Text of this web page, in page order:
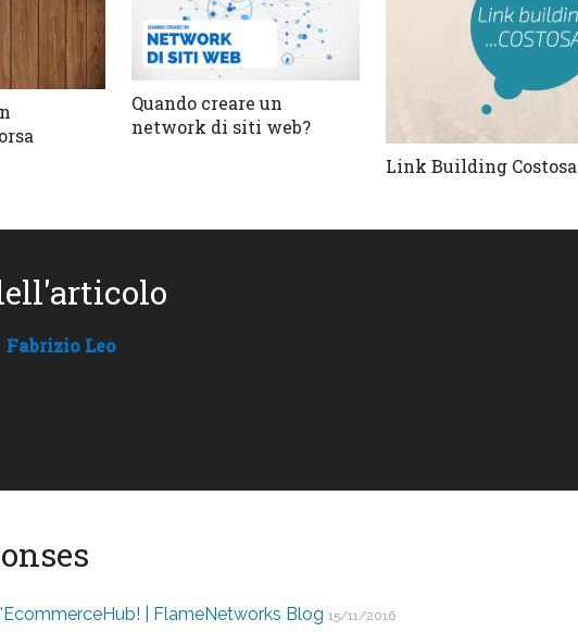
Quando creare un
network di siti web?
Link Building Costosa
Fabrizio Leo
| FlameNetworks Blog 15/11/2016